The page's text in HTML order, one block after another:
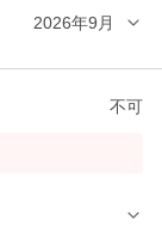
2026年9月
不可